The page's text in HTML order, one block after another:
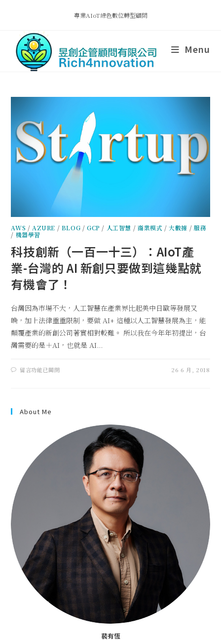
專業AIoT綠色數位轉型顧問
Menu
AWS / AZURE / BLOG /GCP / 人工智慧 / 商業模式 /大數據 / 服務
/ 機器學習
科技創新（一百一十三）：AIoT產
業-台灣的 AI 新創只要做到這幾點就
有機會了！
台灣因為市場不大，人工智慧在產業界比起美中日歐等發展又
晚，加上法律重重限制，要做 AI+ 這種以人工智慧發展為主，能
顛覆產業的新創公司著實相對較難。 所以我在今年年初提出，台
灣需要的是＋AI，也就是 AI...
留言功能已關閉 26 6 月, 2018
About Me
裴有恆